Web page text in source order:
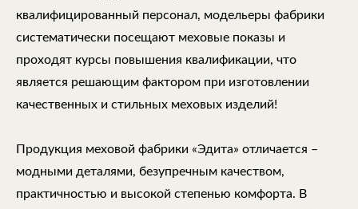
квалифицированный персонал, модельеры фабрики
систематически посещают меховые показы и
проходят курсы повышения квалификации, что
является решающим фактором при изготовлении
качественных и стильных меховых изделий!
Продукция меховой фабрики «Эдита» отличается –
модными деталями, безупречным качеством,
практичностью и высокой степенью комфорта. В